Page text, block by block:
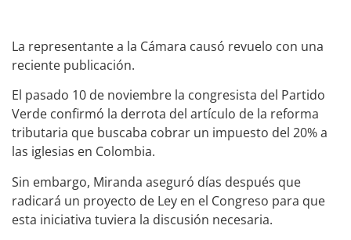
La representante a la Cámara causó revuelo con una
reciente publicación.
El pasado 10 de noviembre la congresista del Partido
Verde confirmó la derrota del artículo de la reforma
tributaria que buscaba cobrar un impuesto del 20% a
las iglesias en Colombia.
Sin embargo, Miranda aseguró días después que
radicará un proyecto de Ley en el Congreso para que
esta iniciativa tuviera la discusión necesaria.